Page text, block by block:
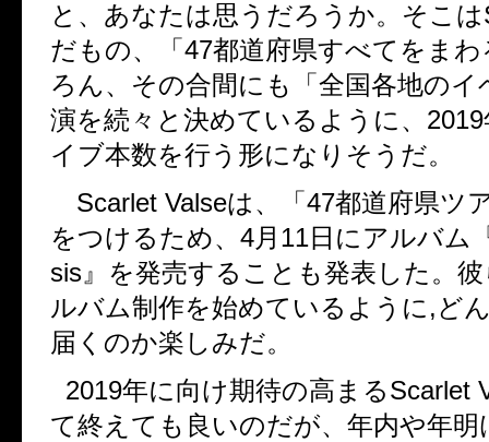
と、あなたは思うだろうか。そこは
だもの、「 47都道府県すべてをま
ろん、その合間にも「全国各地の
演を続々と決めているように、 2019
イブ本数を行う形になりそうだ。
Scarlet Valseは、「 47都道府県ツ
をつけるため、 4月 11日にアルバム
sis 』を発売することも発表した。
ルバム制作を始めているように ,ど
届くのか楽しみだ。
2019年に向け期待の高まるScarlet
て終えても良いのだが、年内や年